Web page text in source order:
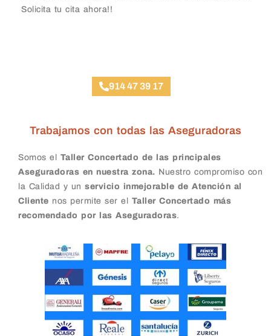
Solicita tu cita ahora!!
914 47 39 17
Trabajamos con todas las Aseguradoras
Somos el Taller Concertado de las principales
Aseguradoras en nuestra zona. Nuestro compromiso con
la Calidad y un servicio inmejorable de Atención al
Cliente nos permite ser el Taller Concertado más
recomendado por las Aseguradoras.